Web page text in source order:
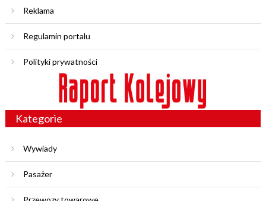
Reklama
Regulamin portalu
Polityki prywatności
Kategorie
Wywiady
Pasażer